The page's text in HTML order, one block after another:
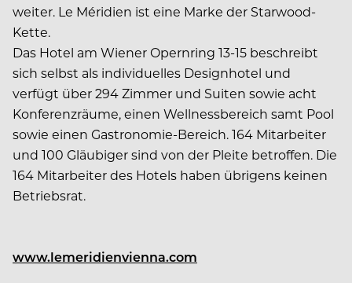
weiter. Le Méridien ist eine Marke der Starwood-
Kette.
Das Hotel am Wiener Opernring 13-15 beschreibt
sich selbst als individuelles Designhotel und
verfügt über 294 Zimmer und Suiten sowie acht
Konferenzräume, einen Wellnessbereich samt Pool
sowie einen Gastronomie-Bereich. 164 Mitarbeiter
und 100 Gläubiger sind von der Pleite betroffen. Die
164 Mitarbeiter des Hotels haben übrigens keinen
Betriebsrat.
www.lemeridienvienna.com